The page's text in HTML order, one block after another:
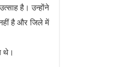
है। उन्होंने
है और जिले में
थे।